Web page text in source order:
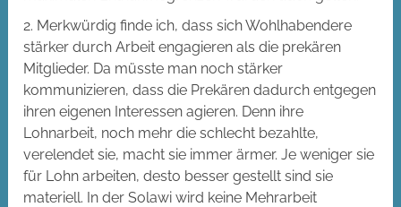
2. Merkwürdig finde ich, dass sich Wohlhabendere
stärker durch Arbeit engagieren als die prekären
Mitglieder. Da müsste man noch stärker
kommunizieren, dass die Prekären dadurch entgegen
ihren eigenen Interessen agieren. Denn ihre
Lohnarbeit, noch mehr die schlecht bezahlte,
verelendet sie, macht sie immer ärmer. Je weniger sie
für Lohn arbeiten, desto besser gestellt sind sie
materiell. In der Solawi wird keine Mehrarbeit